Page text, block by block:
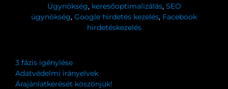
Ügynökség, keresőoptimalizálás, SEO
ügynökség, Google hirdetés kezelés, Facebook
hirdetéskezelés
3 fázis igénylése
Adatvédelmi irányelvek
Árajánlatkérését köszönjük!